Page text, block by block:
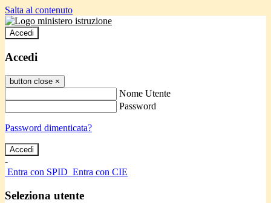
Salta al contenuto
Accedi
Accedi
button close ×
Nome Utente
Password
Password dimenticata?
-
Entra con SPID Entra con CIE
Seleziona utente